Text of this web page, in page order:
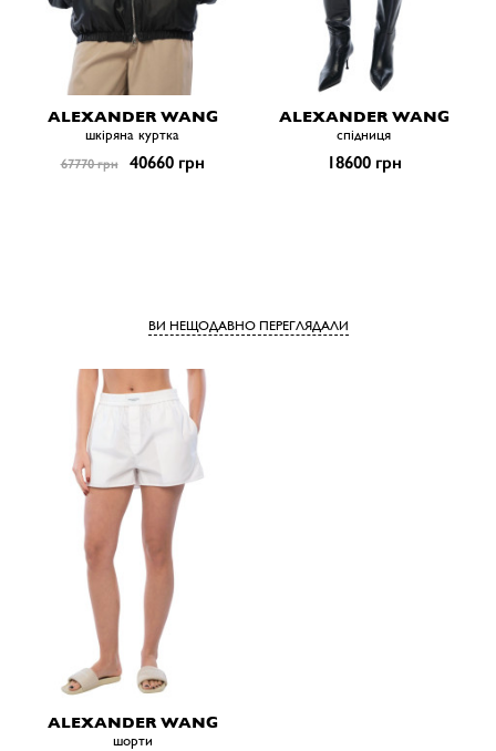
ALEXANDER WANG
шкіряна куртка
67770 грн 40660 грн
ALEXANDER WANG
спiдниця
18600 грн
ВИ НЕЩОДАВНО ПЕРЕГЛЯДАЛИ
ALEXANDER WANG
шорти